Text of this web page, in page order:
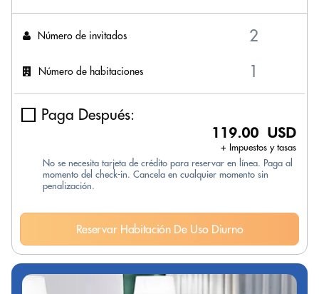
Número de invitados
Número de habitaciones
Paga Después:
119.00 USD
+ Impuestos y tasas
No se necesita tarjeta de crédito para reservar en línea. Paga al
momento del check-in. Cancela en cualquier momento sin
penalización.
Reservar Habitación De Uso Diurno